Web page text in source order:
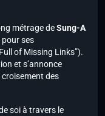
métrage deSung-A
pour ses
of Missing Links”).
et s’annonce
des
soi à travers le